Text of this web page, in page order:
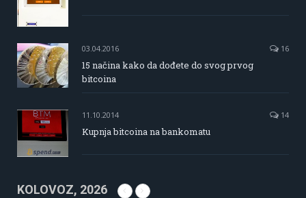
03.04.2016 16
15 načina kako da dođete do svog prvog
bitcoina
11.10.2014 14
Kupnja bitcoina na bankomatu
KOLOVOZ, 2026